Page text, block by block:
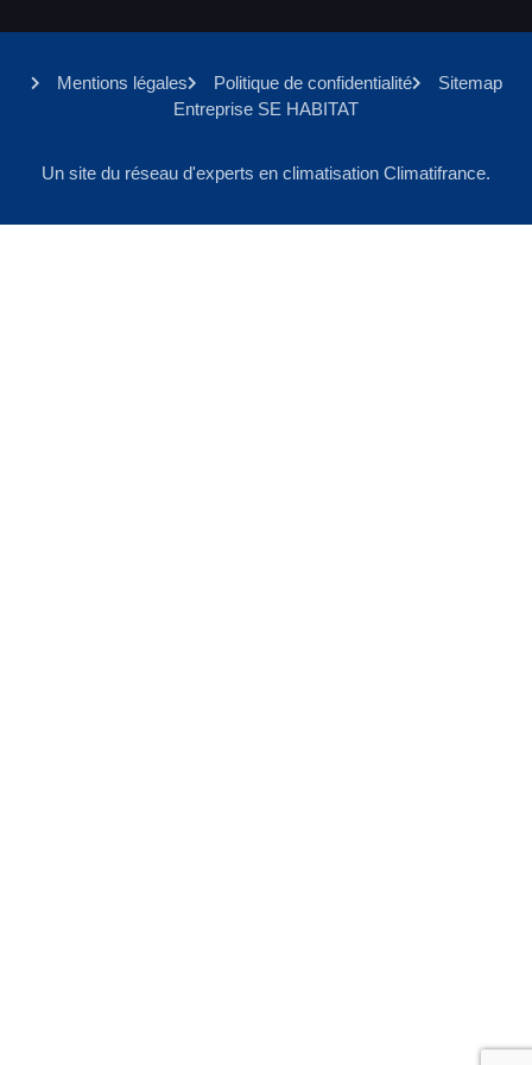
Mentions légales Politique de confidentialité
Sitemap
Entreprise SE HABITAT
Un site du réseau d'experts en climatisation Climatifrance.